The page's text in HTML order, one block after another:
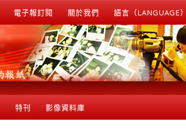
電子報訂閱 關於我們 語言（LANGUAGE）
特刊 影像資料庫